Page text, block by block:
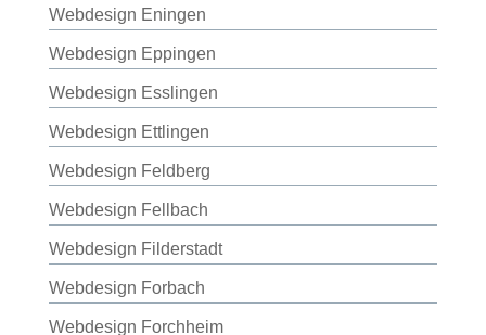
Webdesign Eningen
Webdesign Eppingen
Webdesign Esslingen
Webdesign Ettlingen
Webdesign Feldberg
Webdesign Fellbach
Webdesign Filderstadt
Webdesign Forbach
Webdesign Forchheim